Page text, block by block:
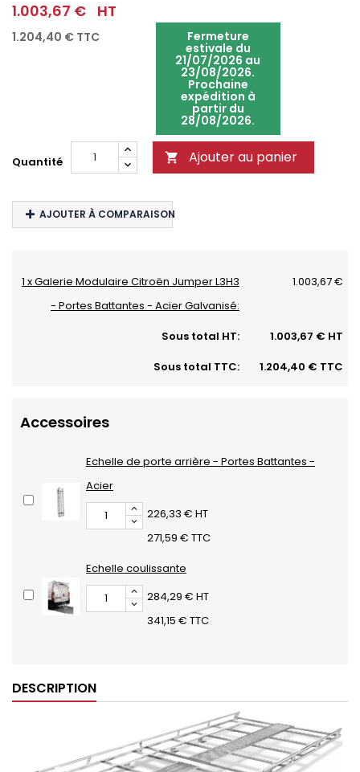
1.003,67 € HT
1.204,40 € TTC Fermeture
estivale du
21/07/2026 au
23/08/2026.
Prochaine
expédition à
partir du
28/08/2026.
Quantité  Ajouter au panier
AJOUTER À COMPARAISON
1 x Galerie Modulaire Citroën Jumper L3H3
- Portes Battantes - Acier Galvanisé:
1.003,67 €
Sous total HT:
1.003,67 € HT
Sous total TTC:
1.204,40 € TTC
Accessoires
Echelle de porte arrière - Portes Battantes -
Acier
226,33 € HT
271,59 € TTC
Echelle coulissante
284,29 € HT
341,15 € TTC
DESCRIPTION